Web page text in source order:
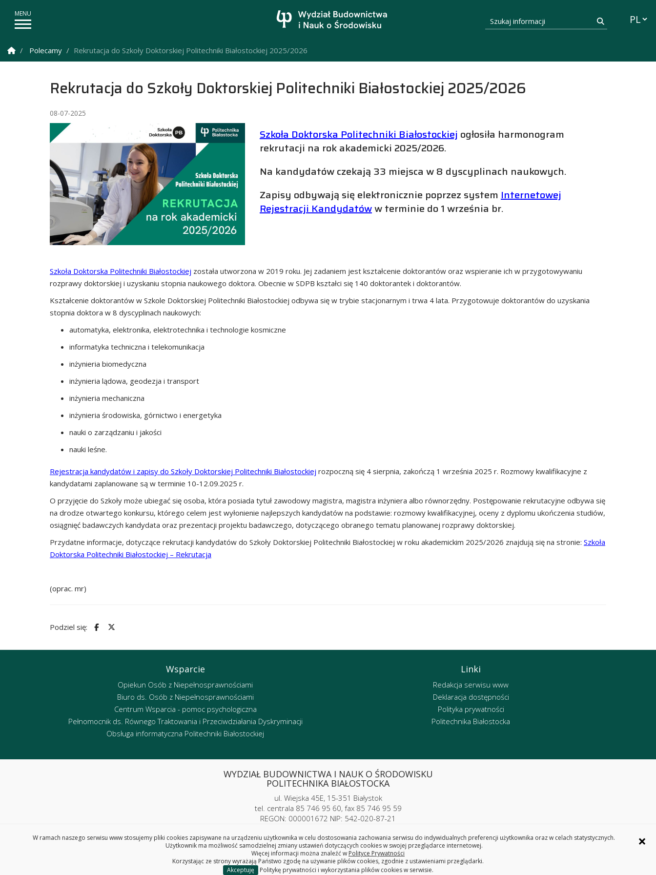
Szukaj informacji
Strona Główna
Polecamy Rekrutacja do Szkoły Doktorskiej Politechniki Białostockiej 2025/2026
Rekrutacja do Szkoły Doktorskiej Politechniki Białostockiej 2025/2026
08-07-2025
Szkoła Doktorska Politechniki Białostockiej ogłosiła harmonogram
rekrutacji na rok akademicki 2025/2026.
Na kandydatów czekają 33 miejsca w 8 dyscyplinach naukowych.
Zapisy odbywają się elektronicznie poprzez systemInternetowej
Rejestracji Kandydatóww terminie do 1 września br.
Szkoła Doktorska Politechniki Białostockiej została utworzona w 2019 roku. Jej zadaniem jest kształcenie doktorantów oraz wspieranie ich w przygotowywaniu
rozprawy doktorskiej i uzyskaniu stopnia naukowego doktora. Obecnie w SDPB kształci się 140 doktorantek i doktorantów.
Kształcenie doktorantów w Szkole Doktorskiej Politechniki Białostockiej odbywa się w trybie stacjonarnym i trwa 4 lata. Przygotowuje doktorantów do uzyskania
stopnia doktora w 8 dyscyplinach naukowych:
automatyka, elektronika, elektrotechnika i technologie kosmiczne
informatyka techniczna i telekomunikacja
inżynieria biomedyczna
inżynieria lądowa, geodezja i transport
inżynieria mechaniczna
inżynieria środowiska, górnictwo i energetyka
nauki o zarządzaniu i jakości
nauki leśne.
Rejestracja kandydatów i zapisy do Szkoły Doktorskiej Politechniki Białostockiej rozpoczną się 4 sierpnia, zakończą 1 września 2025 r. Rozmowy kwalifikacyjne z
kandydatami zaplanowane są w terminie 10-12.09.2025 r.
O przyjęcie do Szkoły może ubiegać się osoba, która posiada tytuł zawodowy magistra, magistra inżyniera albo równorzędny. Postępowanie rekrutacyjne odbywa się
na drodze otwartego konkursu, którego celem jest wyłonienie najlepszych kandydatów na podstawie: rozmowy kwalifikacyjnej, oceny z dyplomu ukończenia studiów,
osiągnięć badawczych kandydata oraz prezentacji projektu badawczego, dotyczącego obranego tematu planowanej rozprawy doktorskiej.
Przydatne informacje, dotyczące rekrutacji kandydatów do Szkoły Doktorskiej Politechniki Białostockiej w roku akademickim 2025/2026 znajdują się na stronie: Szkoła
Doktorska Politechniki Białostockiej – Rekrutacja
(oprac. mr)
Podziel się:
Wsparcie
Opiekun Osób z Niepełnosprawnościami
Biuro ds. Osób z Niepełnosprawnościami
Centrum Wsparcia - pomoc psychologiczna
Pełnomocnik ds. Równego Traktowania i Przeciwdziałania Dyskryminacji
Obsługa informatyczna Politechniki Białostockiej
Linki
Redakcja serwisu www
Deklaracja dostępności
Polityka prywatności
Politechnika Białostocka
WYDZIAŁ BUDOWNICTWA I NAUK O ŚRODOWISKU
POLITECHNIKA BIAŁOSTOCKA
ul. Wiejska 45E, 15-351 Białystok
tel. centrala 85 746 95 60, fax 85 746 95 59
REGON: 000001672 NIP: 542-020-87-21
Copyright © 2025 Politechnika Białostocka
×
W ramach naszego serwisu www stosujemy pliki cookies zapisywane na urządzeniu użytkownika w celu dostosowania zachowania serwisu do indywidualnych preferencji użytkownika oraz w celach statystycznych.
Użytkownik ma możliwość samodzielnej zmiany ustawień dotyczących cookies w swojej przeglądarce internetowej.
Więcej informacji można znaleźć w Polityce Prywatności
Korzystając ze strony wyrażają Państwo zgodę na używanie plików cookies, zgodnie z ustawieniami przeglądarki.
Akceptuję
Politykę prywatności i wykorzystania plików cookies w serwisie.